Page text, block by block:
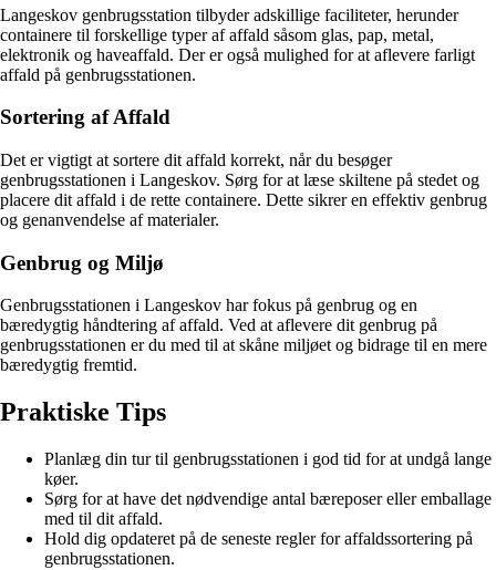
Langeskov genbrugsstation tilbyder adskillige faciliteter, herunder
containere til forskellige typer af affald såsom glas, pap, metal,
elektronik og haveaffald. Der er også mulighed for at aflevere farligt
affald på genbrugsstationen.
Sortering af Affald
Det er vigtigt at sortere dit affald korrekt, når du besøger
genbrugsstationen i Langeskov. Sørg for at læse skiltene på stedet og
placere dit affald i de rette containere. Dette sikrer en effektiv genbrug
og genanvendelse af materialer.
Genbrug og Miljø
Genbrugsstationen i Langeskov har fokus på genbrug og en
bæredygtig håndtering af affald. Ved at aflevere dit genbrug på
genbrugsstationen er du med til at skåne miljøet og bidrage til en mere
bæredygtig fremtid.
Praktiske Tips
Planlæg din tur til genbrugsstationen i god tid for at undgå lange
køer.
Sørg for at have det nødvendige antal bæreposer eller emballage
med til dit affald.
Hold dig opdateret på de seneste regler for affaldssortering på
genbrugsstationen.